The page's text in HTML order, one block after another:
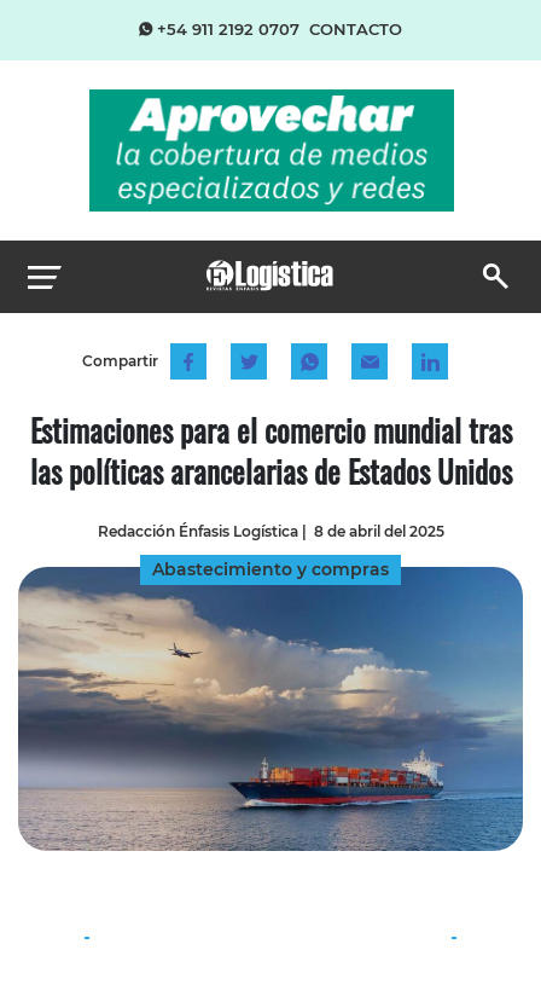
+54 911 2192 0707 CONTACTO
Compartir
Estimaciones para el comercio mundial tras
las políticas arancelarias de Estados Unidos
Redacción Énfasis Logística| 8 de abril del 2025
Abastecimiento y compras